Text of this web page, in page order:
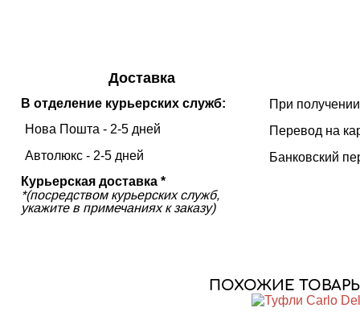
Доставка
В отделение курьерских служб:
Нова Пошта - 2-5 дней
Автолюкс - 2-5 дней
Курьерская доставка *
*(посредством курьерских служб,
укажите в примечаниях к заказу)
При
Перевод на
Банковский
ПОХОЖИЕ